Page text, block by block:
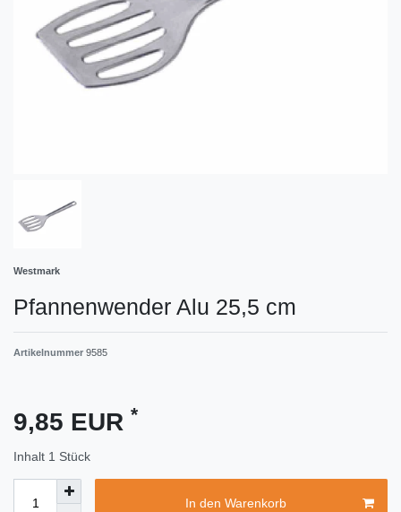
Westmark
Pfannenwender Alu 25,5 cm
Artikelnummer 9585
9,85 EUR *
Inhalt 1 Stück
In den Warenkorb